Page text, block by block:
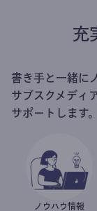
充
書き手と一緒に
サブスクメディ
サポートします。
ノウハウ情報